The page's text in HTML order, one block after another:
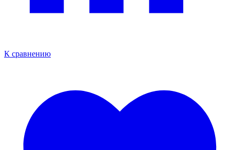
К сравнению